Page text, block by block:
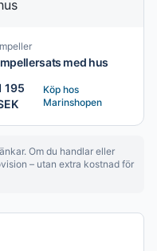
med hus
195
Köp hos
Marinshopen
Om du handlar eller
– utan extra kostnad för